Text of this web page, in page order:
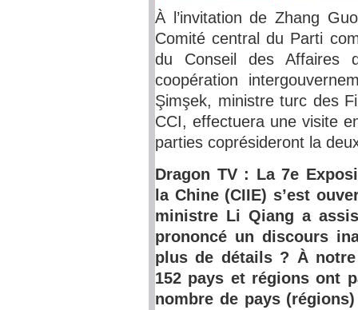
À l’invitation de Zhang
Comité central du Parti
du Conseil des Affaires
coopération
Şimşek, ministre turc des
CCI, effectuera une visite
parties coprésideront la
Dragon TV : La 7e
la Chine (CIIE) s’est
ministre Li Qiang a
prononcé un discours
plus de détails ? À notre
152 pays et régions ont
nombre de pays